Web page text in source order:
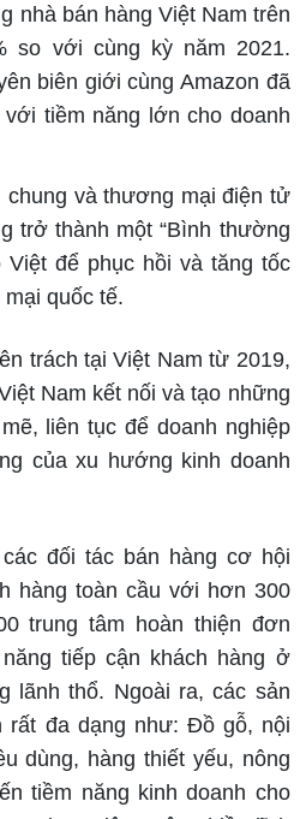
nhà bán hàng Việt Nam trên
so với cùng kỳ năm 2021.
biên giới cùng Amazon đã
tiềm năng lớn cho doanh
và thương mại điện tử
trở thành một “Bình thường
Việt để phục hồi và tăng tốc
quốc tế.
trách tại Việt Nam từ 2019,
Nam kết nối và tạo những
liên tục để doanh nghiệp
của xu hướng kinh doanh
đối tác bán hàng cơ hội
hàng toàn cầu với hơn 300
trung tâm hoàn thiện đơn
tiếp cận khách hàng ở
lãnh thổ. Ngoài ra, các sản
rất đa dạng như: Đồ gỗ, nội
dùng, hàng thiết yếu, nông
tiềm năng kinh doanh cho